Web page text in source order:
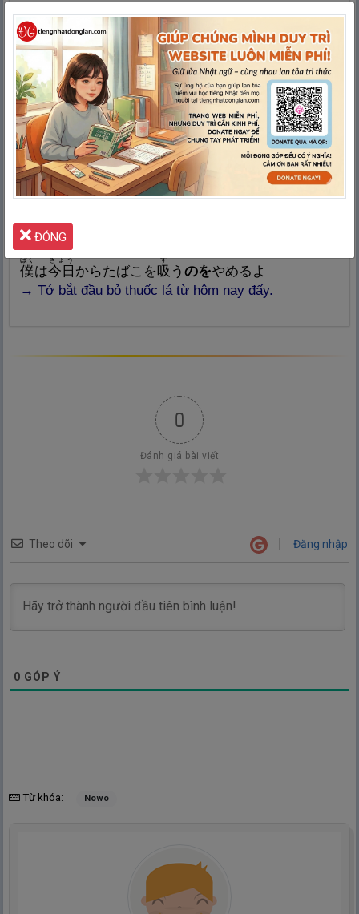
電気
khái, khí phách
でんき
を消
Nghĩa: Tiêu tan, biến mất, tiêu
diệt
け
すの を
わすれました。
→Tôi đã quên không tắt điện rồi.
彼
Nghĩa: Bên kia, kẻ khác, đối
phương
女
かのじょ
が仕
hành vi
事
しごと
を やめたの をしっています。
→Tôi biết việc cô ấy đã nghỉ làm.
父
ちち
が料理
りょうり
をするのを手伝
てつだ
う
→Tôi giúp bố nấu ăn.
phương
かのじょ く ま
→Tôi đã chờ cô ấy đến.
僕
ぼく
は今 日
きょう
からたばこを吸
す
う のをやめるよ
→ Tớ bắt đầu bỏ thuốc lá từ hôm nay đấy.
0
Đánh giá bài viết
Theo dõi Đăng nhập
0 GÓP Ý
Từ khóa: Nowo
ĐÓNG